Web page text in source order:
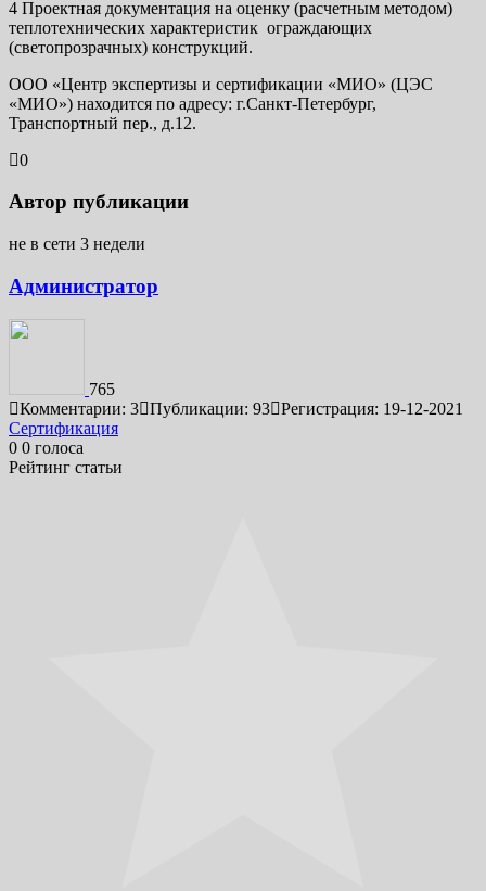
4 Проектная документация на оценку (расчетным методом)
теплотехнических характеристик ограждающих
(светопрозрачных) конструкций.
ООО «Центр экспертизы и сертификации «МИО» (ЦЭС
«МИО») находится по адресу: г.Санкт-Петербург,
Транспортный пер., д.12.
0
Автор публикации
не в сети 3 недели
Администратор
765
Комментарии: 3 Публикации: 93 Регистрация: 19-12-2021
Навигация
по
Сертификация
0 0 голоса
Рейтинг статьи